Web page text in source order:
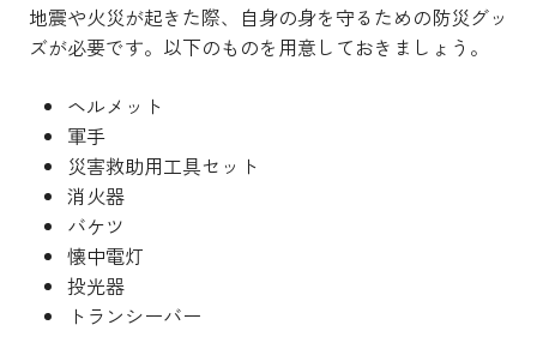
地震や火災が起きた際、自身の身を守るための防災グッ
ズが必要です。以下のものを用意しておきましょう。
ヘルメット
軍手
災害救助用工具セット
消火器
バケツ
懐中電灯
投光器
トランシーバー